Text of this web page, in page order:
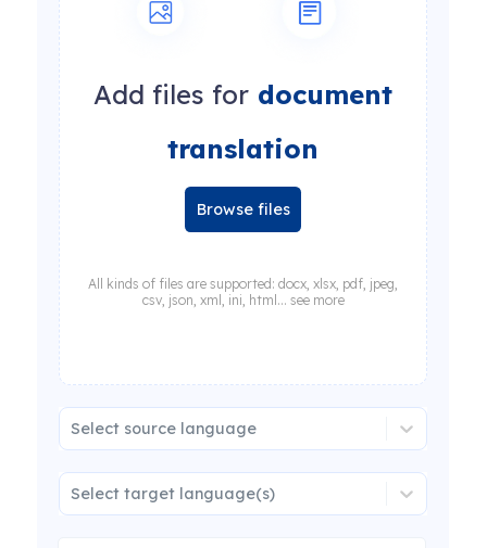
Add files for document
translation
Browse files
All kinds of files are supported: docx, xlsx, pdf, jpeg,
csv, json, xml, ini, html... see more
Select source language
Select target language(s)